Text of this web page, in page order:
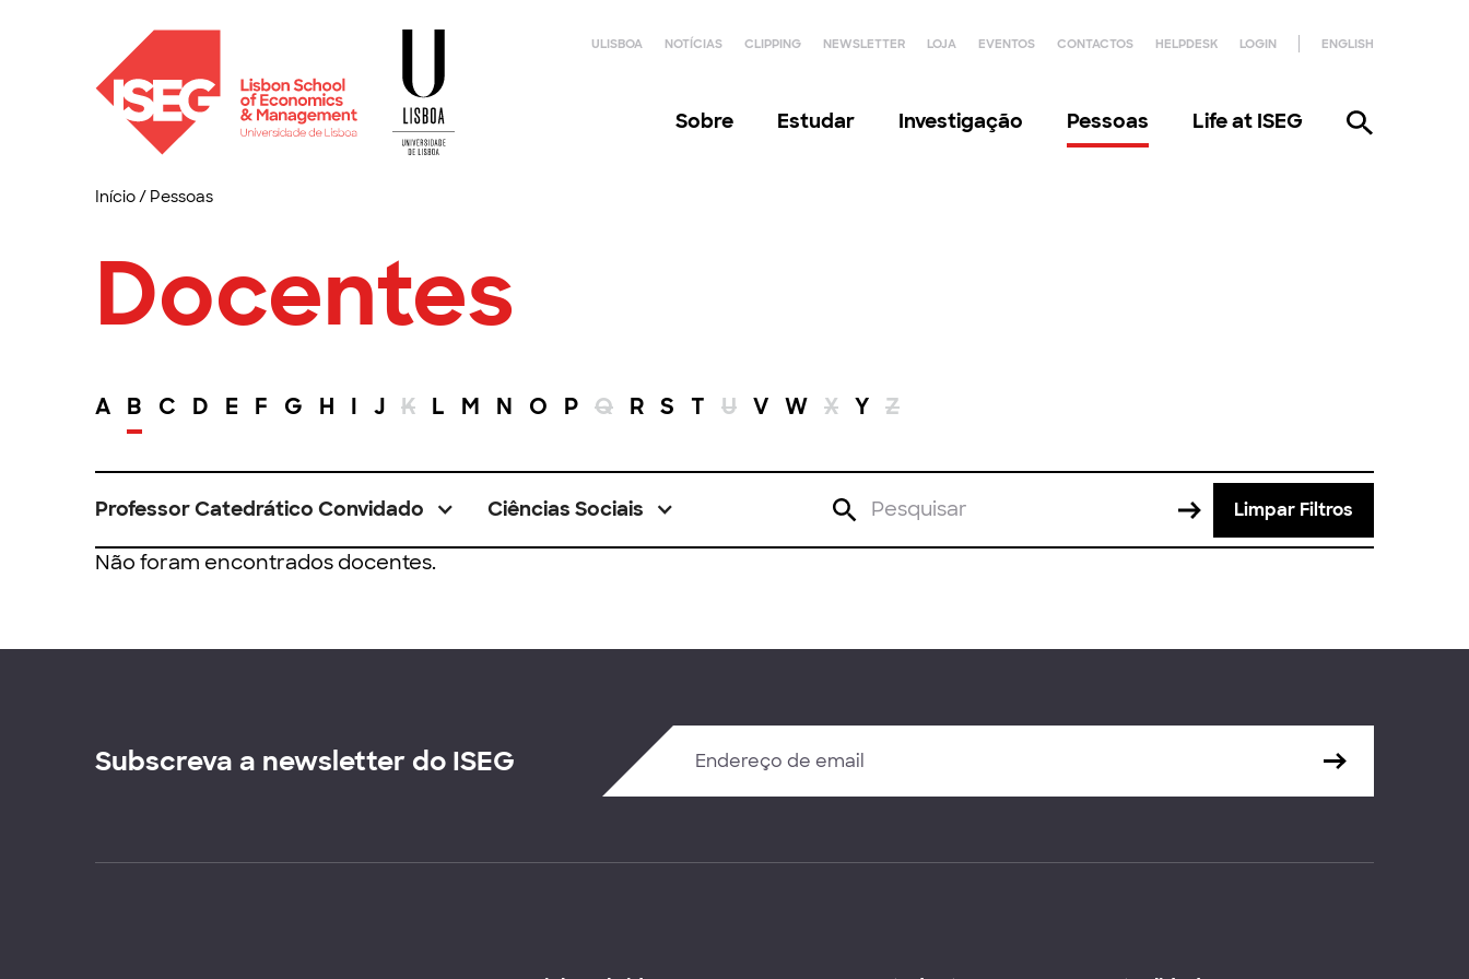
ULISBOA NOTÍCIAS CLIPPING NEWSLETTER LOJA EVENTOS CONTACTOS HELPDESK LOGIN ENGLISH
Sobre Estudar Investigação Pessoas Life at ISEG
Início/ Pessoas
Docentes
A B C D E F G H I J K L M N O P Q R S T U V W X Y Z
Professor Catedrático Convidado Ciências Sociais Limpar Filtros
Não foram encontrados docentes.
Subscreva a newsletter do ISEG